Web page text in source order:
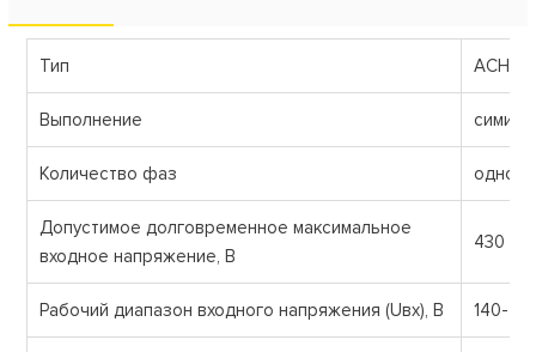
Тип AСН-
Выполнение
Количество фаз
Допустимое долговременное максимальное
входное напряжение, В
430
Рабочий диапазон входного напряжения (Uвх), В 140-